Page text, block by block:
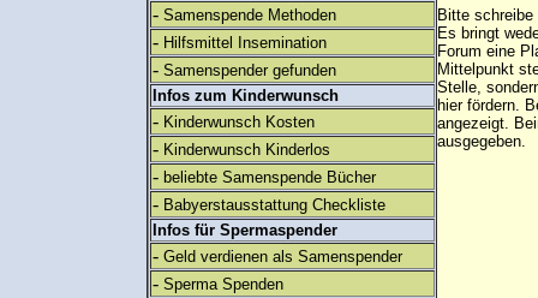
- Samenspende Methoden
- Hilfsmittel Insemination
- Samenspender gefunden
Infos zum Kinderwunsch
- Kinderwunsch Kosten
- Kinderwunsch Kinderlos
- beliebte Samenspende Bücher
- Babyerstausstattung Checkliste
Infos für Spermaspender
- Geld verdienen als Samenspender
- Sperma Spenden
Bitte
Es bringt
Forum eine
Mittelpunkt
Stelle,
hier fördern.
angezeigt.
ausgegeben.